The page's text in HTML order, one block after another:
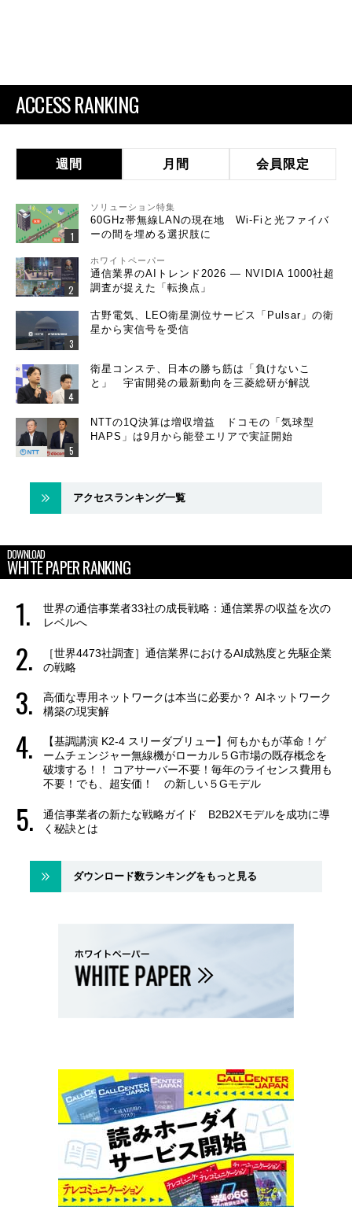
ACCESS RANKING
週間 月間 会員限定
ソリューション特集
60GHz帯無線LANの現在地 Wi-Fiと光ファイバ
ーの間を埋める選択肢に
ホワイトペーパー
通信業界のAIトレンド2026 ― NVIDIA 1000社超
調査が捉えた「転換点」
古野電気、LEO衛星測位サービス「Pulsar」の衛
星から実信号を受信
衛星コンステ、日本の勝ち筋は「負けないこ
と」 宇宙開発の最新動向を三菱総研が解説
NTTの1Q決算は増収増益 ドコモの「気球型
HAPS」は9月から能登エリアで実証開始
アクセスランキング一覧
DOWNLOAD
WHITE PAPER RANKING
世界の通信事業者33社の成長戦略：通信業界の収益を次の
レベルへ
［世界4473社調査］通信業界におけるAI成熟度と先駆企業
の戦略
高価な専用ネットワークは本当に必要か？ AIネットワーク
構築の現実解
【基調講演 K2-4 スリーダブリュー】何もかもが革命！ゲ
ームチェンジャー無線機がローカル５G市場の既存概念を
破壊する！！ コアサーバー不要！毎年のライセンス費用も
不要！でも、超安価！ の新しい５Gモデル
通信事業者の新たな戦略ガイド B2B2Xモデルを成功に導
く秘訣とは
ダウンロード数ランキングをもっと見る